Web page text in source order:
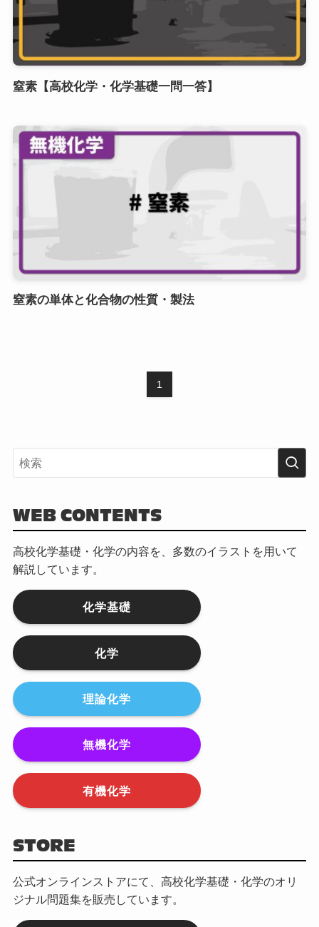
窒素【高校化学・化学基礎一問一答】
窒素の単体と化合物の性質・製法
1
WEB CONTENTS
高校化学基礎・化学の内容を、多数のイラストを用いて
解説しています。
化学基礎
化学
理論化学
無機化学
有機化学
STORE
公式オンラインストアにて、高校化学基礎・化学のオリ
ジナル問題集を販売しています。